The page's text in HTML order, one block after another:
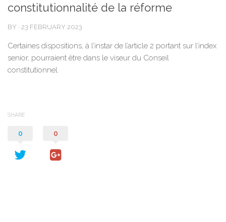
constitutionnalité de la réforme
BY · 23 FEBRUARY 2023
Certaines dispositions, à l’instar de l’article 2 portant sur l’index
senior, pourraient être dans le viseur du Conseil
constitutionnel.
SHARE
0 0